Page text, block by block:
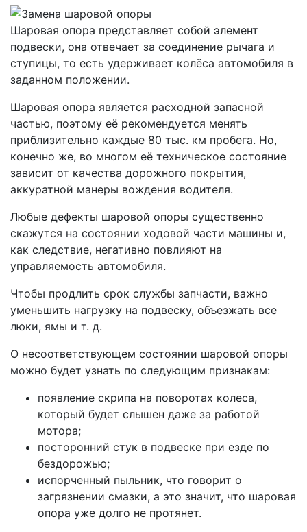
Шаровая опора представляет собой элемент
подвески, она отвечает за соединение рычага и
ступицы, то есть удерживает колёса автомобиля в
заданном положении.
Шаровая опора является расходной запасной
частью, поэтому её рекомендуется менять
приблизительно каждые 80 тыс. км пробега. Но,
конечно же, во многом её техническое состояние
зависит от качества дорожного покрытия,
аккуратной манеры вождения водителя.
Любые дефекты шаровой опоры существенно
скажутся на состоянии ходовой части машины и,
как следствие, негативно повлияют на
управляемость автомобиля.
Чтобы продлить срок службы запчасти, важно
уменьшить нагрузку на подвеску, объезжать все
люки, ямы и т. д.
О несоответствующем состоянии шаровой опоры
можно будет узнать по следующим признакам:
появление скрипа на поворотах колеса,
который будет слышен даже за работой
мотора;
посторонний стук в подвеске при езде по
бездорожью;
испорченный пыльник, что говорит о
загрязнении смазки, а это значит, что шаровая
опора уже долго не протянет.